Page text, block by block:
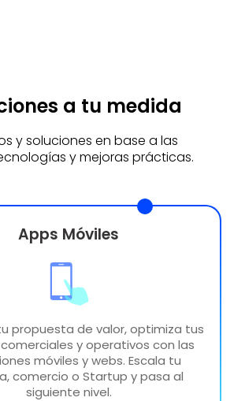
a tu medida
y soluciones en base a las
y mejoras prácticas.
Apps Móviles
propuesta de valor, optimiza tus
y operativos con las
móviles y webs. Escala tu
comercio o Startup y pasa al
siguiente nivel.